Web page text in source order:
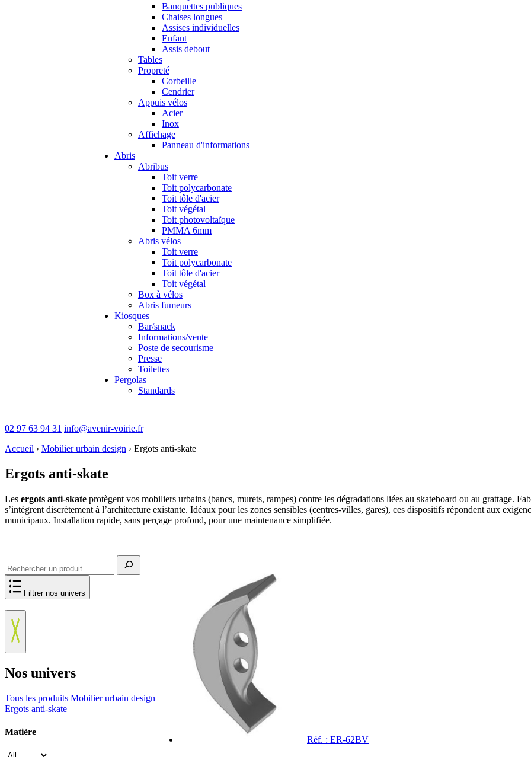
Banquettes publiques
Chaises longues
Assises individuelles
Enfant
Assis debout
Tables
Propreté
Corbeille
Cendrier
Appuis vélos
Acier
Inox
Affichage
Panneau d'informations
Abris
Abribus
Toit verre
Toit polycarbonate
Toit tôle d'acier
Toit végétal
Toit photovoltaïque
PMMA 6mm
Abris vélos
Toit verre
Toit polycarbonate
Toit tôle d'acier
Toit végétal
Box à vélos
Abris fumeurs
Kiosques
Bar/snack
Informations/vente
Poste de secourisme
Presse
Toilettes
Pergolas
Standards
02 97 63 94 31 info@avenir-voirie.fr
Accueil › Mobilier urbain design › Ergots anti-skate
Ergots anti-skate
Les ergots anti-skate protègent vos mobiliers urbains (bancs, murets, rampes) contre les dégradations liées au skateboard ou au grattage.
s’intègrent discrètement à l’architecture existante. Idéaux pour les zones sensibles (centres-villes, gares), ces dispositifs répondent aux
municipaux. Installation rapide, sans perçage profond, pour une maintenance simplifiée.
Filtrer nos univers
Nos univers
Tous les produits Mobilier urbain design
Ergots anti-skate
Matière
Réf. : ER-62BV